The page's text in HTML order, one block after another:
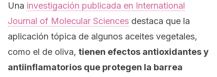
Una investigación publicada en International
Journal of Molecular Sciences destaca que la
aplicación tópica de algunos aceites vegetales,
como el de oliva, tienen efectos antioxidantes y
antiinflamatorios que protegen la barrea